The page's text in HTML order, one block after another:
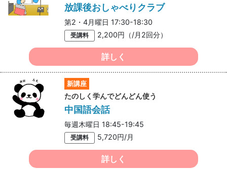
放課後おしゃべりクラブ
第2・4月曜日 17:30-18:30
受講料 2,200円（/月2回分）
詳しく
新講座
たのしく学んでどんどん使う
中国語会話
毎週木曜日 18:45-19:45
受講料 5,720円/月
詳しく